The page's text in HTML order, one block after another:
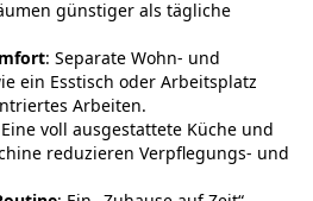
günstiger als tägliche
: Separate Wohn- und
ein Esstisch oder Arbeitsplatz
Arbeiten.
voll ausgestattete Küche und
reduzieren Verpflegungs- und